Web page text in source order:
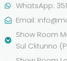
WhatsApp:
Email:
Show Room
Sul Clitunno